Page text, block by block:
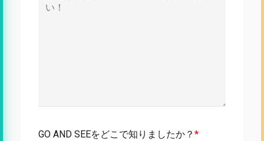
GO AND SEEをどこで知りましたか？ *